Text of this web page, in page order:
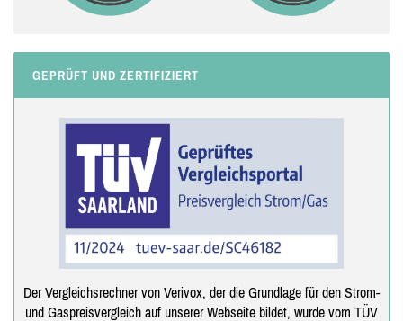
GEPRÜFT UND ZERTIFIZIERT
Der Vergleichsrechner von Verivox, der die Grundlage für den Strom-
und Gaspreisvergleich auf unserer Webseite bildet, wurde vom TÜV